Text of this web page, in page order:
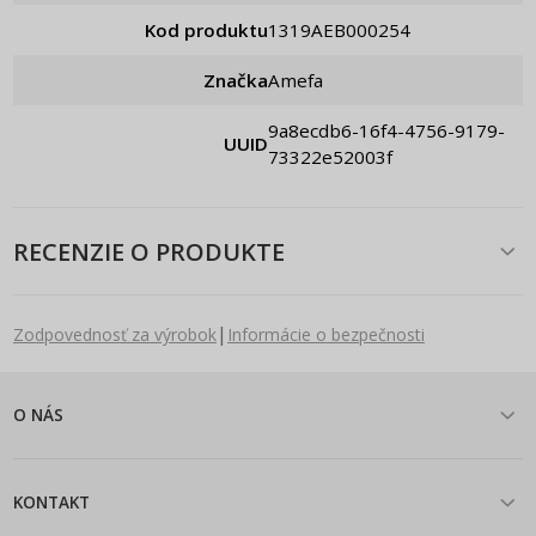
Kod produktu 1319AEB000254
Značka Amefa
UUID
9a8ecdb6-16f4-4756-9179-
73322e52003f
RECENZIE O PRODUKTE
Zodpovednosť za výrobok| Informácie o bezpečnosti
O NÁS
KONTAKT